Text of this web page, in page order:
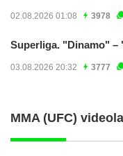
02.08.2026 01:08 3978
Superliga. "Dinamo" –
03.08.2026 20:32 3777
MMA (UFC)